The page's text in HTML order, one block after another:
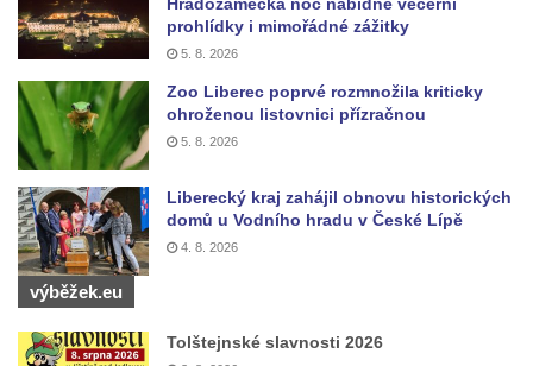
prohlídky i mimořádné zážitky
5. 8. 2026
Zoo Liberec poprvé rozmnožila kriticky
ohroženou listovnici přízračnou
5. 8. 2026
Liberecký kraj zahájil obnovu historických
domů u Vodního hradu v České Lípě
4. 8. 2026
výběžek.eu
Tolštejnské slavnosti 2026